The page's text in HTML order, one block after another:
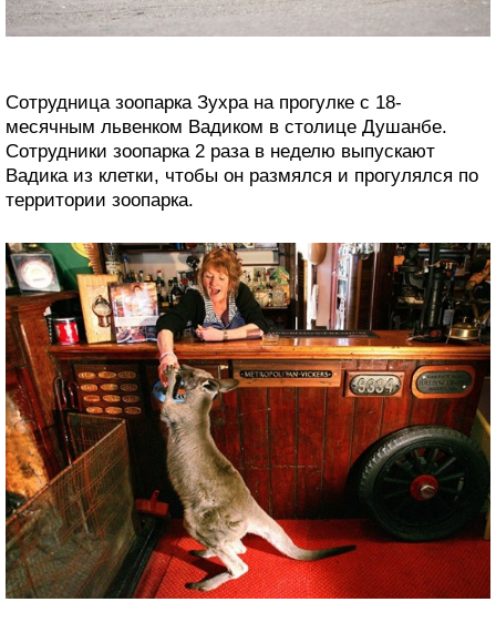
Сотрудница зоопарка Зухра на прогулке с 18-
месячным львенком Вадиком в столице Душанбе.
Сотрудники зоопарка 2 раза в неделю выпускают
Вадика из клетки, чтобы он размялся и прогулялся по
территории зоопарка.